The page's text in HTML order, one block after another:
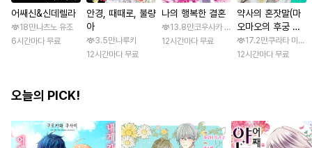
어쌔신&신데렐라
18만나츠노 유조
6시간마다 무료
안경, 때때로, 불량
아
3.5만나루키
12시간마다 무료
나의 행복한 결혼
13.8만코우사카 리토 / 아기토기 아쿠미
12시간마다 무료
약사의 혼잣말(마
오마오의 후궁 수
수께끼 풀이수첩)
17.2만쿠라타 미노
12시간마다 무료
오늘의 PICK!